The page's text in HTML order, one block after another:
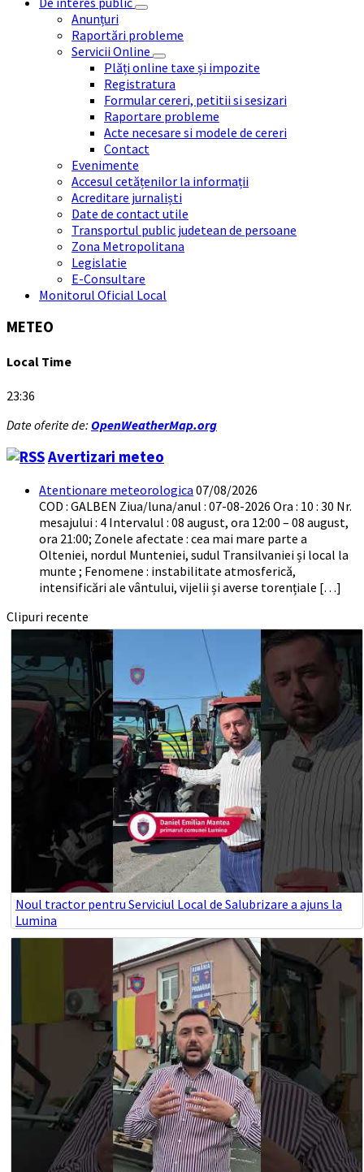
Anunțuri
Raportări probleme
Servicii Online
Plăți online taxe și impozite
Registratura
Formular cereri, petitii si sesizari
Raportare probleme
Acte necesare si modele de cereri
Contact
Evenimente
Accesul cetățenilor la informații
Acreditare jurnaliști
Date de contact utile
Transportul public judetean de persoane
Zona Metropolitana
Legislatie
E-Consultare
Monitorul Oficial Local
METEO
Local Time
23:36
Date oferite de: OpenWeatherMap.org
Avertizari meteo
Atentionare meteorologica 07/08/2026
COD : GALBEN Ziua/luna/anul : 07-08-2026 Ora : 10 : 30 Nr.
mesajului : 4 Intervalul : 08 august, ora 12:00 – 08 august,
ora 21:00; Zonele afectate : cea mai mare parte a
Olteniei, nordul Munteniei, sudul Transilvaniei și local la
munte ; Fenomene : instabilitate atmosferică,
intensificări ale vântului, vijelii și averse torențiale […]
Clipuri recente
Noul tractor pentru Serviciul Local de Salubrizare a ajuns la
Lumina